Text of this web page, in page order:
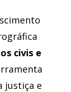
civis e
justiça e